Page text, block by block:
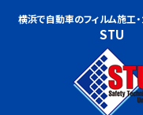
横浜で自動車のフィルム施工・
STU